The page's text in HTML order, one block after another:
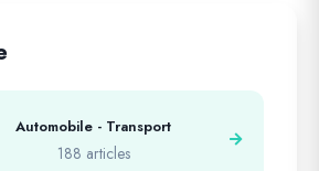
Automobile - Transport
188 articles